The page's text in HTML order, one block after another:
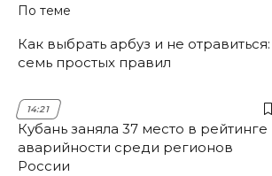
По теме
Как выбрать арбуз и не отравиться:
семь простых правил
14:21
Кубань заняла 37 место в рейтинге
аварийности среди регионов
России